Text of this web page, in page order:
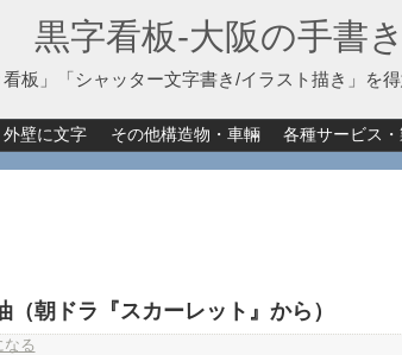
黒字看板‐大阪の手書
看板」「シャッター文字書き/イラスト描き」を
外壁に文字 その他構造物・車輛 各種サービス
（朝ドラ『スカーレット』から）
なる